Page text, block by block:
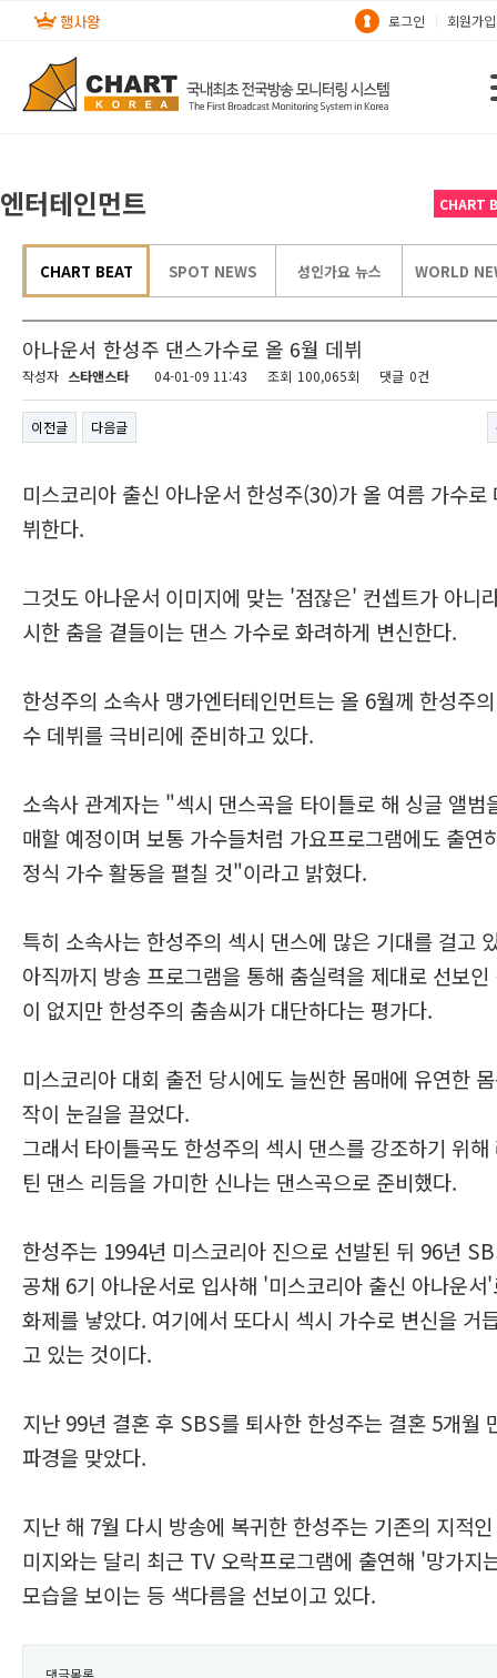
로그인 회원가입
엔터테인먼트
CHART BEAT SPOT NEWS 성인가요 뉴스 WORLD
CHART
아나운서 한성주 댄스가수로 올 6월 데뷔
작성자 스타앤스타 04-01-09 11:43 조회 100,065회 댓글 0건
이전글 다음글
미스코리아 출신 아나운서 한성주(30)가 올 여름 가수로
뷔한다.
그것도 아나운서 이미지에 맞는 '점잖은' 컨셉트가 아니
시한 춤을 곁들이는 댄스 가수로 화려하게 변신한다.
한성주의 소속사 맹가엔터테인먼트는 올 6월께 한성주
수 데뷔를 극비리에 준비하고 있다.
소속사 관계자는 "섹시 댄스곡을 타이틀로 해 싱글 앨범
매할 예정이며 보통 가수들처럼 가요프로그램에도 출연
정식 가수 활동을 펼칠 것"이라고 밝혔다.
특히 소속사는 한성주의 섹시 댄스에 많은 기대를 걸고
아직까지 방송 프로그램을 통해 춤실력을 제대로 선보인
이 없지만 한성주의 춤솜씨가 대단하다는 평가다.
미스코리아 대회 출전 당시에도 늘씬한 몸매에 유연한
작이 눈길을 끌었다.
그래서 타이틀곡도 한성주의 섹시 댄스를 강조하기 위해
틴 댄스 리듬을 가미한 신나는 댄스곡으로 준비했다.
한성주는 1994년 미스코리아 진으로 선발된 뒤 96년
공채 6기 아나운서로 입사해 '미스코리아 출신 아나운서
화제를 낳았다. 여기에서 또다시 섹시 가수로 변신을 거
고 있는 것이다.
지난 99년 결혼 후 SBS를 퇴사한 한성주는 결혼 5개월
파경을 맞았다.
지난 해 7월 다시 방송에 복귀한 한성주는 기존의 지적
미지와는 달리 최근 TV 오락프로그램에 출연해 '망가지
모습을 보이는 등 색다름을 선보이고 있다.
댓글목록